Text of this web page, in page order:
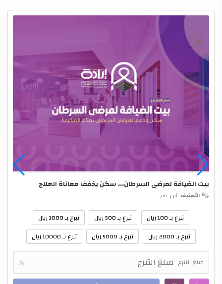
بيت الضيافة لمرضى السرطان... سكن يخفف معاناة العلاج
التصنيف تبرع عام
تبرع بـ 100 ريال تبرع بـ 500 ريال
تبرع بـ 1000 ريال
تبرع بـ 2000 ريال
تبرع بـ 5000 ريال تبرع بـ 10000 ريال
مبلغ التبرع 